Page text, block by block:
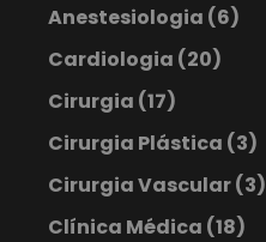
Anestesiologia (6)
Cardiologia (20)
Cirurgia (17)
Cirurgia Plástica (3)
Cirurgia Vascular(3)
Clínica Médica (18)